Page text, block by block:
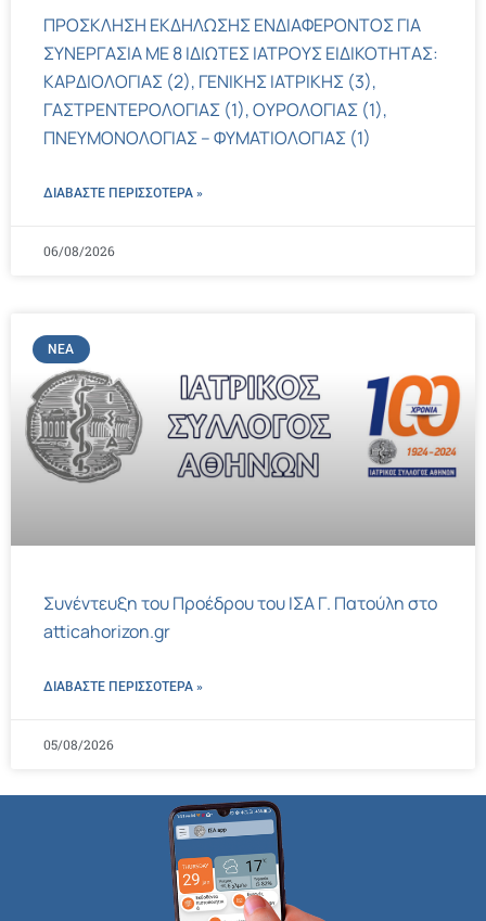
ΠΡΟΣΚΛΗΣΗ ΕΚΔΗΛΩΣΗΣ ΕΝΔΙΑΦΕΡΟΝΤΟΣ ΓΙΑ
ΣΥΝΕΡΓΑΣΙΑ ΜΕ 8 ΙΔΙΩΤΕΣ ΙΑΤΡΟΥΣ ΕΙΔΙΚΟΤΗΤΑΣ:
ΚΑΡΔΙΟΛΟΓΙΑΣ (2), ΓΕΝΙΚΗΣ ΙΑΤΡΙΚΗΣ (3),
ΓΑΣΤΡΕΝΤΕΡΟΛΟΓΙΑΣ (1), ΟΥΡΟΛΟΓΙΑΣ (1),
ΠΝΕΥΜΟΝΟΛΟΓΙΑΣ – ΦΥΜΑΤΙΟΛΟΓΙΑΣ (1)
ΔΙΑΒΑΣΤΕ ΠΕΡΙΣΣΌΤΕΡΑ »
06/08/2026
ΝΈΑ
Συνέντευξη του Προέδρου του ΙΣΑ Γ. Πατούλη στο
atticahorizon.gr
ΔΙΑΒΑΣΤΕ ΠΕΡΙΣΣΌΤΕΡΑ »
05/08/2026